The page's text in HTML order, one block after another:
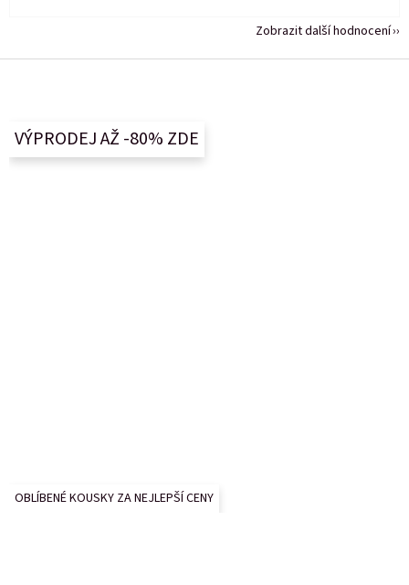
Zobrazit další hodnocení
VÝPRODEJ AŽ -80% ZDE
OBLÍBENÉ KOUSKY ZA NEJLEPŠÍ CENY